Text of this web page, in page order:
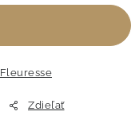
Fleuresse
Zdieľať